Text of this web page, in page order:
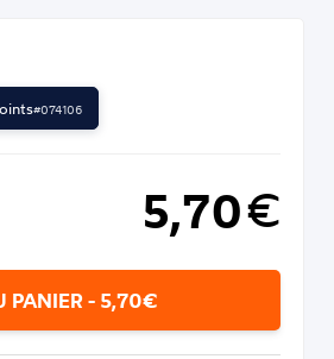
#074106
5,70€
PANIER - 5,70€